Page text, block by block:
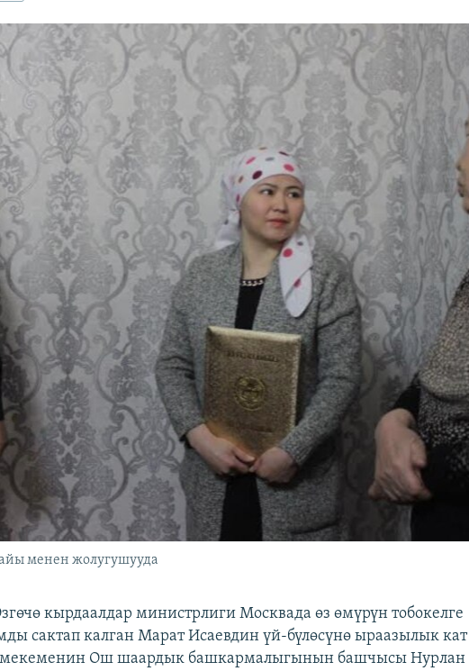
менен жолугушууда
кырдаалдар министрлиги Москвада өз өмүрүн тобокелге
сактап калган Марат Исаевдин үй-бүлөсүнө ыраазылык кат
Ош шаардык башкармалыгынын башчысы Нурлан